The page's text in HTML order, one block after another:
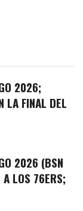
2026;
LA FINAL DEL
2026 (BSN
A LOS 76ERS;